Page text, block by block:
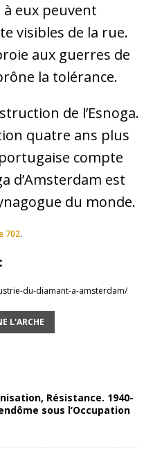
eux peuvent
visibles de la rue.
aux guerres de
la tolérance.
de l’Esnoga.
quatre ans plus
compte
d’Amsterdam est
du monde.
702.
du-diamant-a-amsterdam/
L'ARCHE
Résistance. 1940-
sous l’Occupation